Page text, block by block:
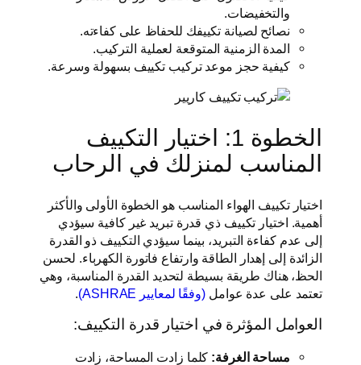
والتخفيضات.
نصائح لصيانة تكييفك للحفاظ على كفاءته.
المدة الزمنية المتوقعة لعملية التركيب.
كيفية حجز موعد تركيب تكييف بسهولة وسرعة.
الخطوة 1: اختيار التكييف
المناسب لمنزلك في الرحاب
اختيار تكييف الهواء المناسب هو الخطوة الأولى والأكثر
أهمية. اختيار تكييف ذي قدرة تبريد غير كافية سيؤدي
إلى عدم كفاءة التبريد، بينما سيؤدي التكييف ذو القدرة
الزائدة إلى إهدار الطاقة وارتفاع فاتورة الكهرباء. لحسن
الحظ، هناك طريقة بسيطة لتحديد القدرة المناسبة، وهي
تعتمد على عدة عوامل (وفقًا لمعايير ASHRAE) .
العوامل المؤثرة في اختيار قدرة التكييف:
مساحة الغرفة: كلما زادت المساحة، زادت